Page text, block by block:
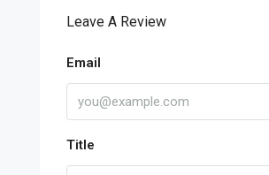
Leave A Review
Email
Title